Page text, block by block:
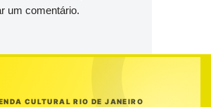
um comentário.
CULTURAL RIO DE JANEIRO